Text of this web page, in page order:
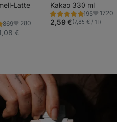
Robusta-
Latte
869Favoriten
280
€
Milcheiweiß, Robusta-
Kaffee mit nussigem
Profil
Kakao 330 ml
195
Bewertung
4.8/5,
195
Favoriten
1720
2,59 €(7,85 € / 1 l)